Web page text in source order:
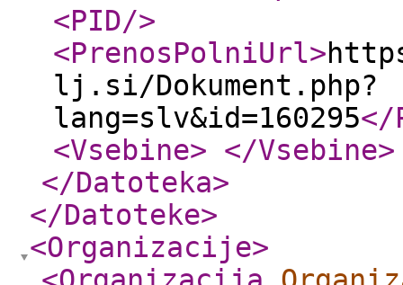
<PID/>
<PrenosPolniUrl>
lj.si/Dokument.php?
lang=slv&id=160295</
<Vsebine> </Vsebine>
</Datoteka>
</Datoteke>
<Organizacije>